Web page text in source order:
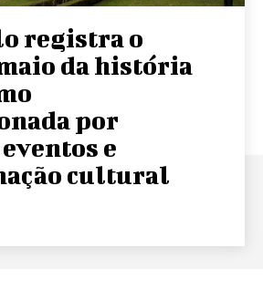
registra o
da história
por
e
cultural